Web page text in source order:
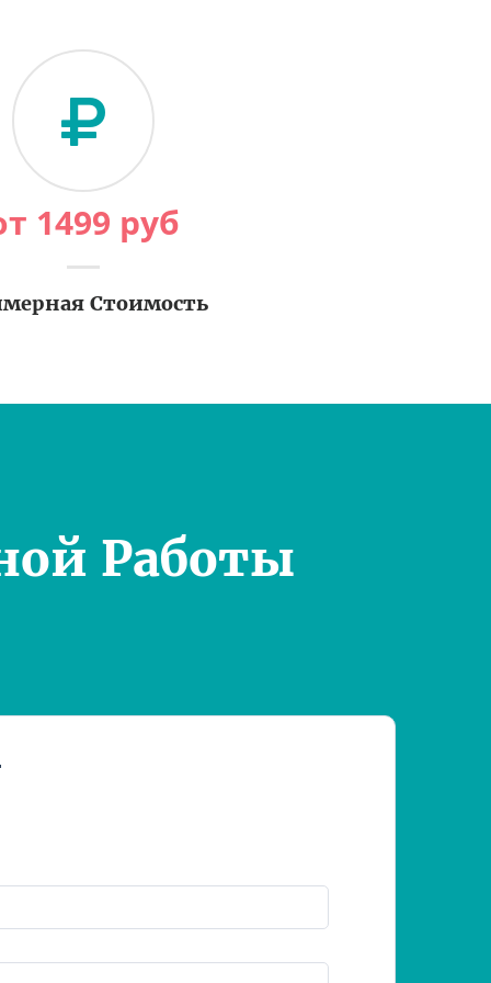
1499 руб
Стоимость
Работы